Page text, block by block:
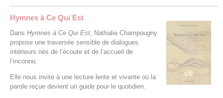
Hymnes à Ce Qui Est
Dans Hymnes à Ce Qui Est, Nathalie Champougny
propose une traversée sensible de dialogues
intérieurs nés de l’écoute et de l’accueil de
l’inconnu.
Elle nous invite à une lecture lente et vivante où la
parole reçue devient un guide pour le quotidien.